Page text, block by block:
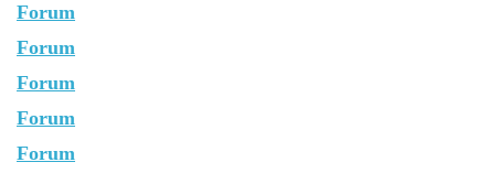
Forum
Forum
Forum
Forum
Forum